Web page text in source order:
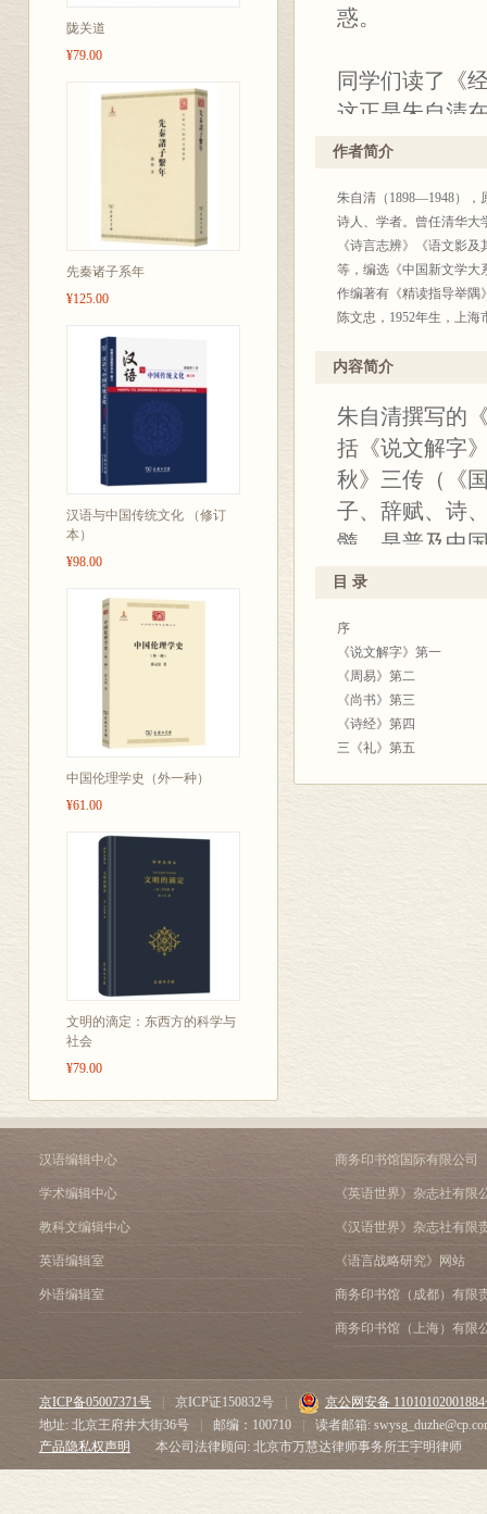
陇关道
¥79.00
先秦诸子系年
¥125.00
汉语与中国传统文化 （修订
本）
¥98.00
中国伦理学史（外一种）
¥61.00
文明的滴定：东西方的科学与
社会
¥79.00
惑。
同学们读了《
这正是朱自清
——统编本《语
书的“切实而浅
——叶圣陶
对于当代中学
是最终目的。
后均有陈文忠
长篇导读《〈
结构、写作特
每篇提要——分
注释——解释说
僻字等，扫清
拓展书目——列
典解读著作，
作者简介
朱自清（1898—1948），
诗人、学者。曾任清华大
《诗言志辨》《语文影
等，编选《中国新文学大
作编著有《精读指导举隅
陈文忠，1952年生，上
国古典诗歌接受史研究》
论》《艺术与人生》《文
内容简介
朱自清撰写的
括《说文解字
秋》三传（《
子、辞赋、诗
髓，是普及中
安徽师范大学
目 录
序
《说文解字》第一
《周易》第二
《尚书》第三
《诗经》第四
三《礼》第五
汉语编辑中心
学术编辑中心
教科文编辑中心
英语编辑室
外语编辑室
商务印书馆国际有限公司
《英语世界》杂志社有限
《汉语世界》杂志社有限
《语言战略研究》网站
商务印书馆（成都）有限
商务印书馆（上海）有限
京ICP备05007371号 京ICP证150832号
京公网安备
地址: 北京王府井大街36号
邮编：100710
读者邮箱:
产品隐私权声明
本公司法律顾问: 北京市万慧达律师事务所王宇明律师